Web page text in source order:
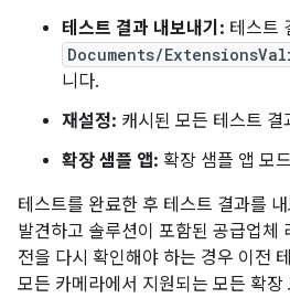
테스트 결과 내보내기: 테스트
Documents/
니다.
재설정: 캐시된 모든 테스트 결
확장 샘플 앱: 확장 샘플 앱 모
테스트를 완료한 후 테스트 결과를
발견하고 솔루션이 포함된 공급업체
전을 다시 확인해야 하는 경우 이전
모든 카메라에서 지원되는 모든 확